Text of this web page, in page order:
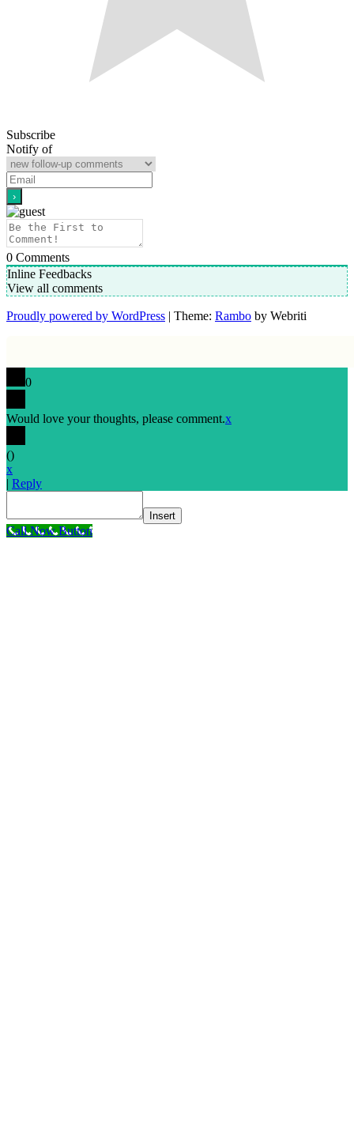
Subscribe
Notify of
0 Comments
Inline Feedbacks
View all comments
Proudly powered by WordPress | Theme: Rambo by Webriti
0
Would love your thoughts, please comment.x
()
x
| Reply
Insert
Call Now Button